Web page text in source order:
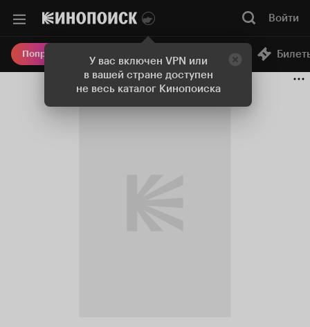
У вас включен VPN или
в вашей стране доступен
не весь каталог Кинопоиска
Войти
Попробовать Плюс Онлайн-кинотеатр